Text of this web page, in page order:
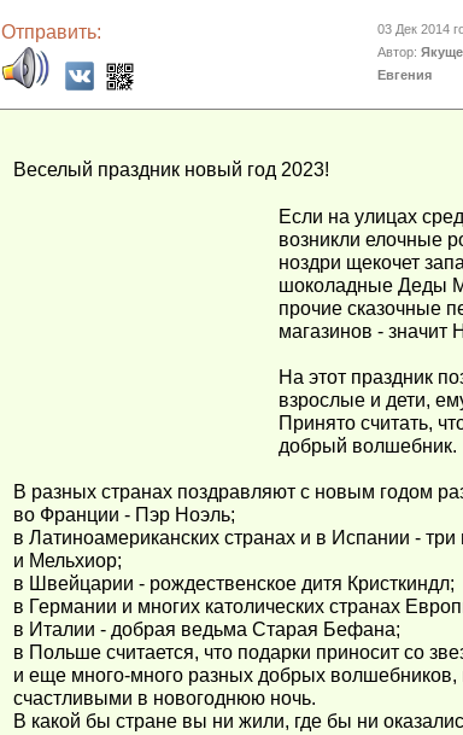
Отправить:
03 Дек 2014
Автор:
Евгения
Веселый праздник новый год 2023!
Если на улицах
возникли елочные
ноздри щекочет
шоколадные Деды
прочие сказочные
магазинов - значит
На этот праздник
взрослые и дети,
Принято считать,
добрый волшебник.
В разных странах поздравляют с новым годом
во Франции - Пэр Ноэль;
в Латиноамериканских странах и в Испании -
и Мельхиор;
в Швейцарии - рождественское дитя Кристкиндл;
в Германии и многих католических странах
в Италии - добрая ведьма Старая Бефана;
в Польше считается, что подарки приносит со
и еще много-много разных добрых
счастливыми в новогоднюю ночь.
В какой бы стране вы ни жили, где бы ни